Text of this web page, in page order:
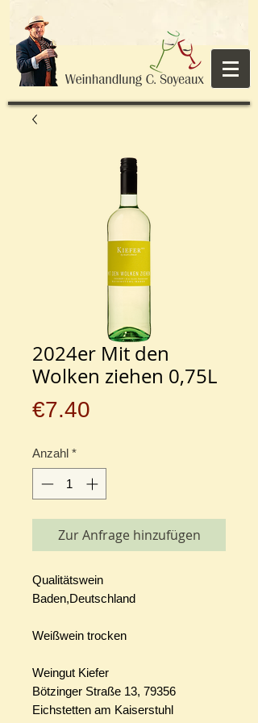
2024er Mit den
Wolken ziehen 0,75L
€7.40
Anzahl *
Zur Anfrage hinzufügen
Qualitätswein
Baden,Deutschland
Weißwein trocken
Weingut Kiefer
Bötzinger Straße 13, 79356
Eichstetten am Kaiserstuhl